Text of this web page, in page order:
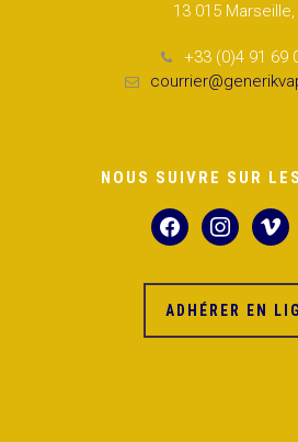
13 015 Marseille,
+33 (0)4 91 69
NOUS SUIVRE SUR
facebookinstagram
vimeo
ADHÉRER EN